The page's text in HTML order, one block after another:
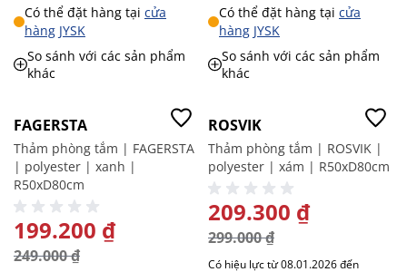
Có thể đặt hàng tại cửa
hàng JYSK
So sánh với các sản phẩm
khác
Có thể đặt hàng tại cửa
hàng JYSK
So sánh với các sản phẩm
khác
FAGERSTA
Thảm phòng tắm | FAGERSTA
| polyester | xanh |
R50xD80cm
GIÁ ĐẶC BIỆT
199.200 ₫
249.000 ₫
ROSVIK
Thảm phòng tắm | ROSVIK |
polyester | xám | R50xD80cm
GIÁ ĐẶC BIỆT
209.300 ₫
299.000 ₫
Có hiệu lực từ 08.01.2026 đến